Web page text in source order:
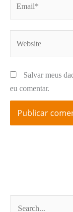
Salvar meus
eu comentar.